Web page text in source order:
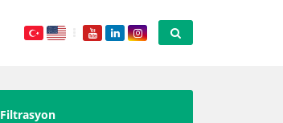
Filtrasyon